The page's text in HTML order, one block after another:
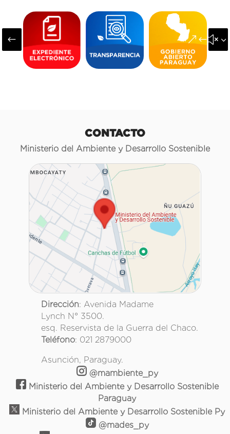
#
CONTACTO
Ministerio del Ambiente y Desarrollo Sostenible
Dirección: Avenida Madame
Lynch N° 3500.
esq. Reservista de la Guerra del Chaco.
Teléfono: 021 2879000
Asunción, Paraguay.
@mambiente_py
Ministerio del Ambiente y Desarrollo Sostenible
Paraguay
Ministerio del Ambiente y Desarrollo Sostenible Py
@mades_py